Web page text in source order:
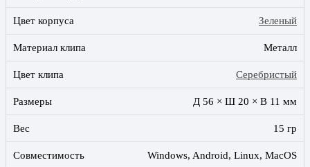
Цвет корпуса Зеленый
Материал клипа Металл
Цвет клипа Серебристый
Размеры Д 56 × Ш 20 × В 11 мм
Вес 15 гр
Совместимость Windows, Android, Linux, MacOS